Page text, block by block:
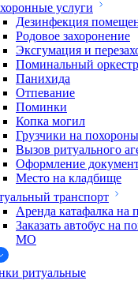
услуги
Дезинфекция
Родовое захоронение
Эксгумация и
Поминальный оркестр
Панихида
Отпевание
Поминки
Копка могил
Грузчики на похороны
Вызов ритуального
Оформление
Место на кладбище
транспорт
Аренда катафалка на
Заказать автобус на
МО
ритуальные